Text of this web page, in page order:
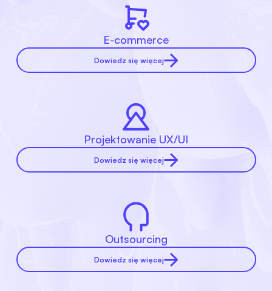
E-commerce
Dowiedz się więcej
Projektowanie UX/UI
Dowiedz się więcej
Outsourcing
Dowiedz się więcej